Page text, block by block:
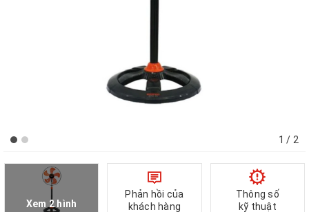
1 / 2
Xem 2 hình
Phản hồi của
khách hàng
Thông số
kỹ thuật